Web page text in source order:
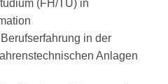
(FH/TU) in
in der
Anlagen